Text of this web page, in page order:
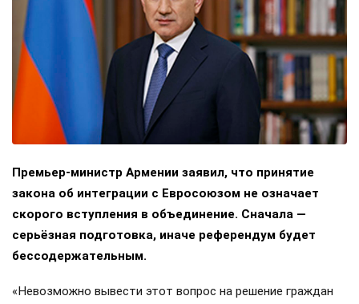
Премьер-министр Армении заявил, что принятие
закона об интеграции с Евросоюзом не означает
скорого вступления в объединение. Сначала —
серьёзная подготовка, иначе референдум будет
бессодержательным.
«Невозможно вывести этот вопрос на решение граждан